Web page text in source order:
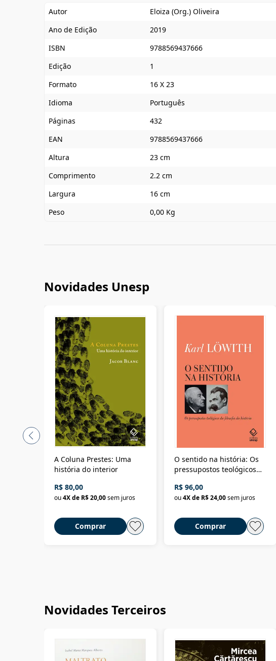
Autor
Eloiza (Org.) Oliveira
Ano de Edição
2019
ISBN
9788569437666
Edição
1
Formato
16 X 23
Idioma
Português
Páginas
432
EAN
9788569437666
Altura
23 cm
Comprimento
2.2 cm
Largura
16 cm
Peso
0,00 Kg
Novidades Unesp
A Coluna Prestes: Uma
história do interior
R$ 80,00
ou4X de R$ 20,00sem juros
Comprar
O sentido na história: Os
pressupostos teológicos
R$ 96,00
ou4X de R$ 24,00sem juros
Comprar
Novidades Terceiros